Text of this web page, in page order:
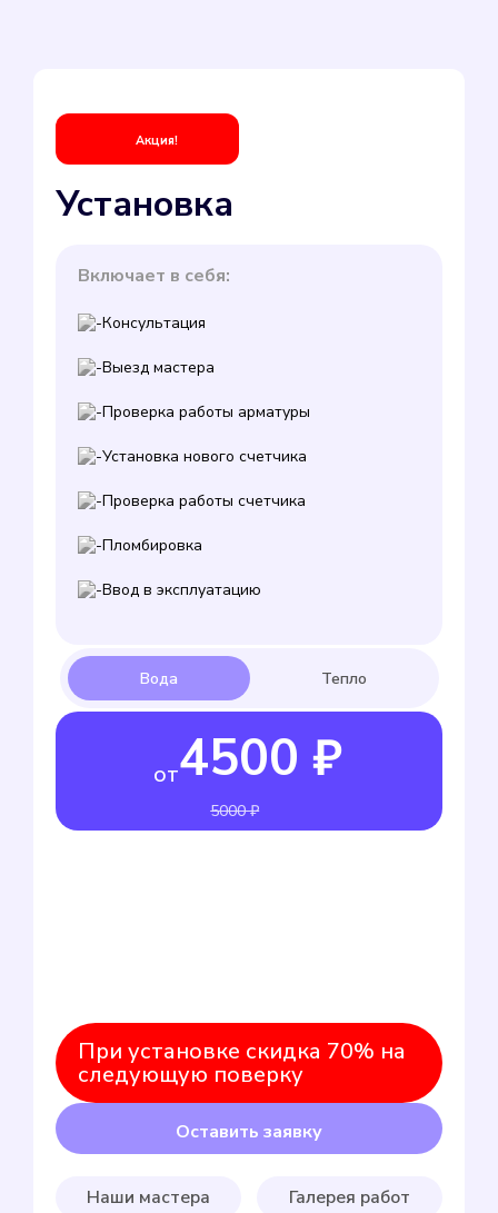
Акция!
Установка
Включает в себя:
Консультация
Выезд мастера
Проверка работы арматуры
Установка нового счетчика
Проверка работы счетчика
Пломбировка
Ввод в эксплуатацию
от4500 ₽
5000 ₽
При установке скидка 70% на
следующую поверку
Оставить заявку
Наши мастера Галерея работ